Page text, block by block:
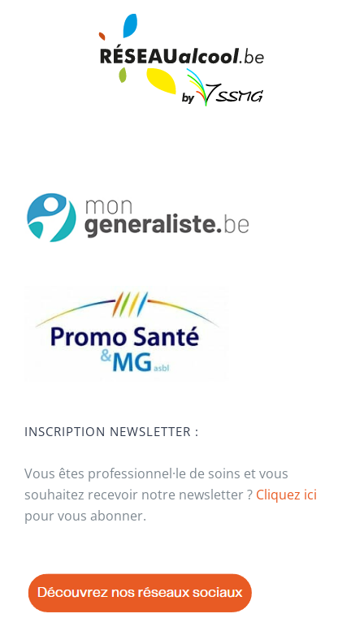
INSCRIPTION NEWSLETTER :
Vous êtes professionnel·le de soins et vous
souhaitez recevoir notre newsletter ? Cliquez ici
pour vous abonner.